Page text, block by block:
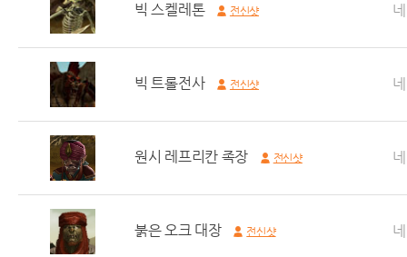
빅 스켈레톤 전신샷
빅 트롤전사 전신샷
원시 레프리칸 족장 전신샷
붉은 오크 대장 전신샷